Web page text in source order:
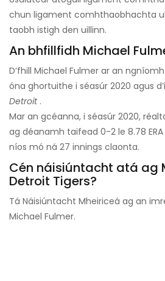
chun ligament comhthaobhachta
taobh istigh den uillinn.
An bhfillfidh Michael
D’fhill Michael Fulmer ar an
óna ghortuithe i séasúr 2020 agus
Detroit.
Mar an gcéanna, i séasúr 2020,
ag déanamh taifead 0-2 le 8.78
níos mó ná 27 innings claonta.
Cén náisiúntacht atá ag
Detroit Tigers?
Tá Náisiúntacht Mheiriceá ag an
Michael Fulmer.